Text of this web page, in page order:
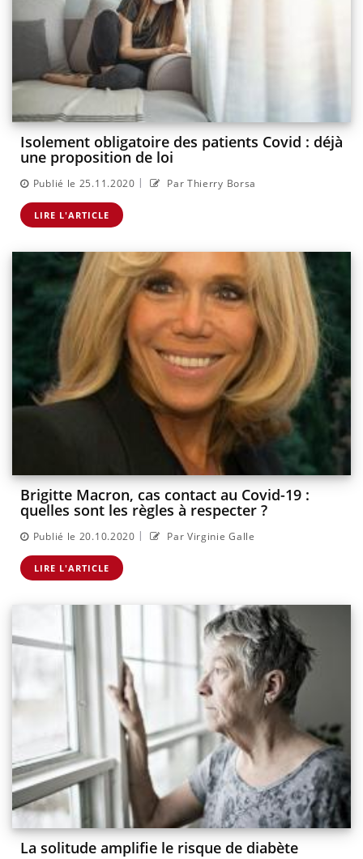
Isolement obligatoire des patients Covid : déjà
une proposition de loi
Publié le 25.11.2020 | Par Thierry Borsa
LIRE L'ARTICLE
Brigitte Macron, cas contact au Covid-19 :
quelles sont les règles à respecter ?
Publié le 20.10.2020 | Par Virginie Galle
LIRE L'ARTICLE
La solitude amplifie le risque de diabète